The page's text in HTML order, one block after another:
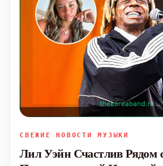
СВЕЖИЕ НОВОСТИ МУЗЫКИ
Лил Уэйн Счастлив Рядом